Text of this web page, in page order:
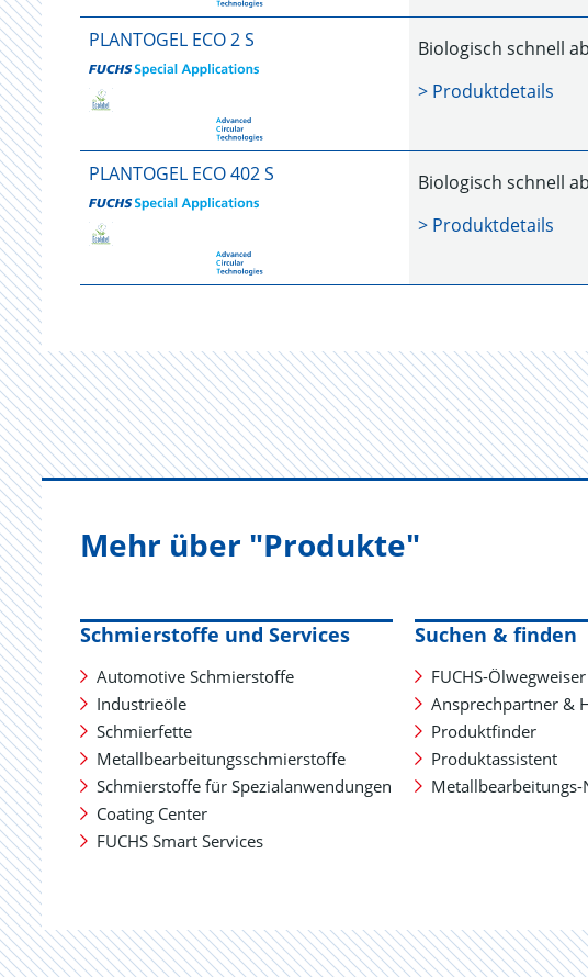
PLANTOGEL ECO 2 S
Biologisch schnell
> Produktdetails
PLANTOGEL ECO 402 S
Biologisch schnell
> Produktdetails
Mehr über "Produkte"
Schmierstoffe und Services
Automotive Schmierstoffe
Industrieöle
Schmierfette
Metallbearbeitungsschmierstoffe
Schmierstoffe für Spezialanwendungen
Coating Center
FUCHS Smart Services
Suchen & finden
FUCHS-Ölwegweiser
Ansprechpartner &
Produktfinder
Produktassistent
Metallbearbeitungs-